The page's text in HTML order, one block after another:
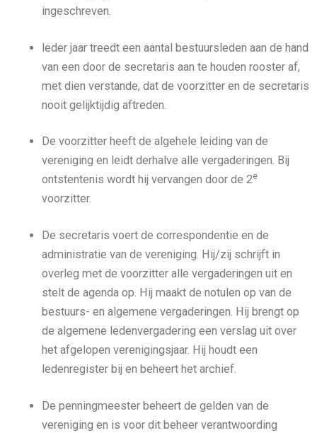
ingeschreven.
leder jaar treedt een aantal bestuursleden aan de hand
van een door de secretaris aan te houden rooster af,
met dien verstande, dat de voorzitter en de secretaris
nooit gelijktijdig aftreden.
De voorzitter heeft de algehele leiding van de
vereniging en leidt derhalve alle vergaderingen. Bij
ontstentenis wordt hij vervangen door de 2e
voorzitter.
De secretaris voert de correspondentie en de
administratie van de vereniging. Hij/zij schrijft in
overleg met de voorzitter alle vergaderingen uit en
stelt de agenda op. Hij maakt de notulen op van de
bestuurs- en algemene vergaderingen. Hij brengt op
de algemene ledenvergadering een verslag uit over
het afgelopen verenigingsjaar. Hij houdt een
ledenregister bij en beheert het archief.
De penningmeester beheert de gelden van de
vereniging en is voor dit beheer verantwoording